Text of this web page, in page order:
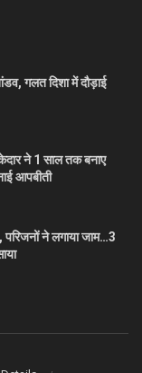
गलत दिशा में दौड़ाई
ने 1 साल तक बनाए
आपबीती
परिजनों ने लगाया जाम…3